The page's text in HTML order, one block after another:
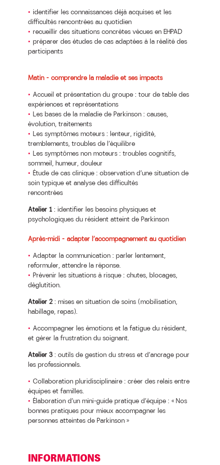
identifier les connaissances déjà acquises et les
difficultés rencontrées au quotidien
recueillir des situations concrètes vécues en EHPAD
préparer des études de cas adaptées à la réalité des
participants
Matin – comprendre la maladie et ses impacts
Accueil et présentation du groupe : tour de table des
expériences et représentations
Les bases de la maladie de Parkinson : causes,
évolution, traitements
Les symptômes moteurs : lenteur, rigidité,
tremblements, troubles de l’équilibre
Les symptômes non moteurs : troubles cognitifs,
sommeil, humeur, douleur
Étude de cas clinique : observation d’une situation de
soin typique et analyse des difficultés
rencontrées
Atelier 1: identifier les besoins physiques et
psychologiques du résident atteint de Parkinson
Après-midi – adapter l’accompagnement au quotidien
Adapter la communication : parler lentement,
reformuler, attendre la réponse.
Prévenir les situations à risque : chutes, blocages,
déglutition.
Atelier 2: mises en situation de soins (mobilisation,
habillage, repas).
Accompagner les émotions et la fatigue du résident,
et gérer la frustration du soignant.
Atelier 3: outils de gestion du stress et d’ancrage pour
les professionnels.
Collaboration pluridisciplinaire : créer des relais entre
équipes et familles.
Élaboration d’un mini-guide pratique d’équipe : « Nos
bonnes pratiques pour mieux accompagner les
personnes atteintes de Parkinson »
INFORMATIONS